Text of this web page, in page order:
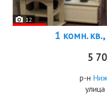
12
1 комн.
5
р-н